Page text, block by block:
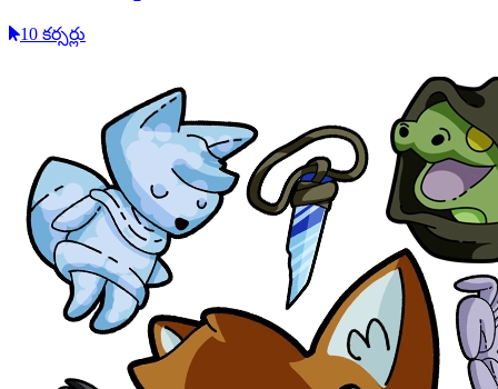
10 కర్సర్లు